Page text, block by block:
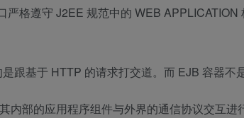
严格遵守 J2EE 规范中的 WEB
跟基于 HTTP 的请求打交道。而 EJB 容器不
内部的应用程序组件与外界的通信协议交互